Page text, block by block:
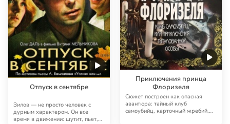
Отпуск в сентябре
Зилов — не просто человек с
дурным характером. Он все
время в движении: шутит, пьет,
Приключения принца
Флоризеля
Сюжет построен как опасная
авантюра: тайный клуб
самоубийц, карточный жребий,